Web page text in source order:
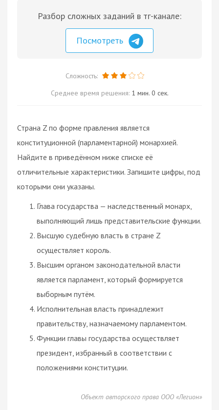
Разбор сложных заданий в тг-канале:
Посмотреть
Сложность:
Среднее время решения: 1 мин. 0 сек.
Страна Z по форме правления является
конституционной (парламентарной) монархией.
Найдите в приведённом ниже списке её
отличительные характеристики. Запишите цифры, под
которыми они указаны.
Глава государства — наследственный монарх,
выполняющий лишь представительские функции.
Высшую судебную власть в стране Z
осуществляет король.
Высшим органом законодательной власти
является парламент, который формируется
выборным путём.
Исполнительная власть принадлежит
правительству, назначаемому парламентом.
Функции главы государства осуществляет
президент, избранный в соответствии с
положениями конституции.
Объект авторского права ООО «Легион»